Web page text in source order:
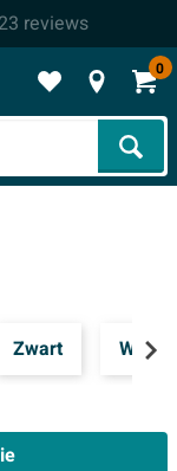
reviews
0
Zwart Wit